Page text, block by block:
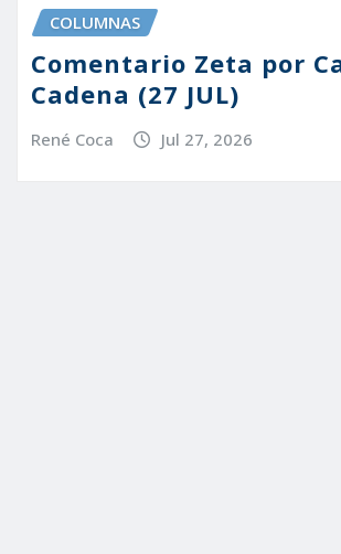
COLUMNAS
Comentario Zeta por
Cadena (27 JUL)
René Coca Jul 27, 2026